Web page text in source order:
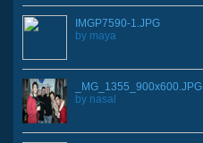
IMGP7590-1.JPG
by maya
_MG_1355_900x600.JPG
by nasal